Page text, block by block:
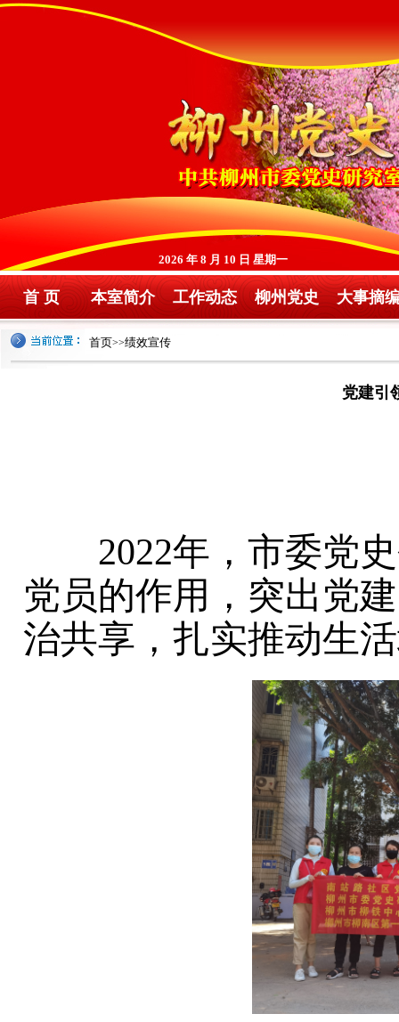
2026 年 8 月 10 日 星期一
首 页 本室简介 工作动态 柳州党史 大事摘
首页>>绩效宣传
党建引
2022年，市委党
党员的作用，突出党
治共享，扎实推动生